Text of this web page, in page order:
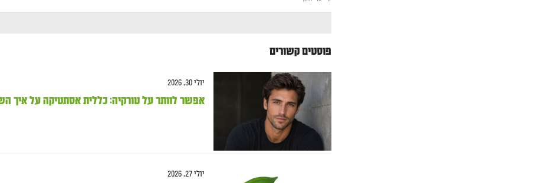
פוסטים קשורים
יולי 30, 2026
אפשר לוותר על טורקיה: כללית אסתטיקה על איך
יולי 27, 2026